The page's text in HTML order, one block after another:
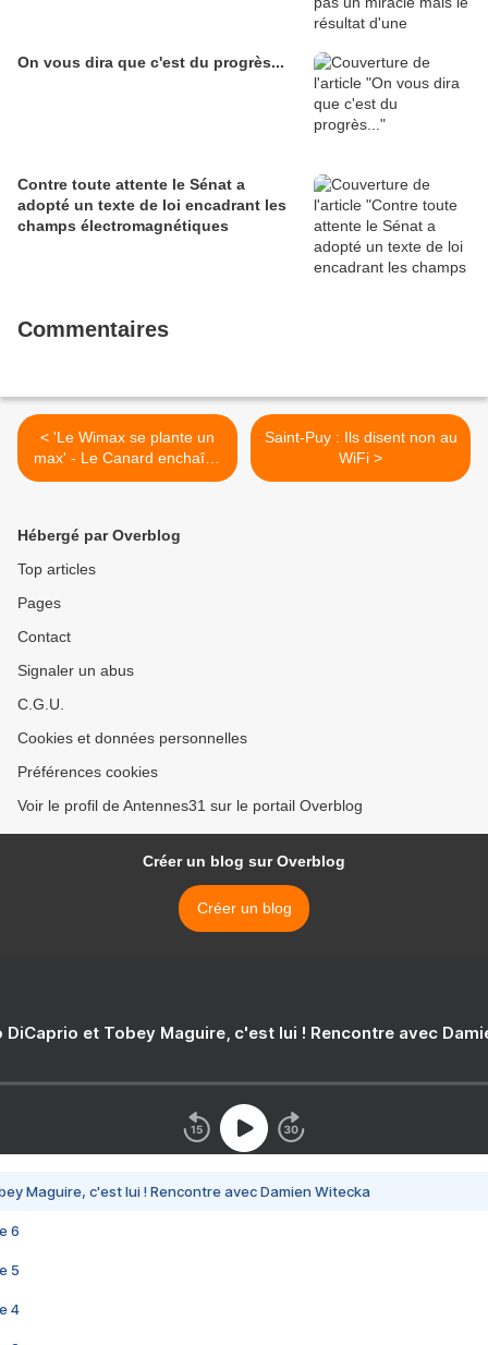
On vous dira que c'est du progrès...
Contre toute attente le Sénat a
adopté un texte de loi encadrant les
champs électromagnétiques
Commentaires
< 'Le Wimax se plante un
max' - Le Canard enchaîné
- 23/02/2011
Saint-Puy : Ils disent non au
WiFi >
Hébergé par Overblog
Top articles
Pages
Contact
Signaler un abus
C.G.U.
Cookies et données personnelles
Préférences cookies
Voir le profil de Antennes31 sur le portail Overblog
Créer un blog sur Overblog
Créer un blog
DiCaprio et Tobey Maguire, c'est lui ! Rencontre avec
Maguire, c'est lui ! Rencontre avec Damien Witecka
6
5
4